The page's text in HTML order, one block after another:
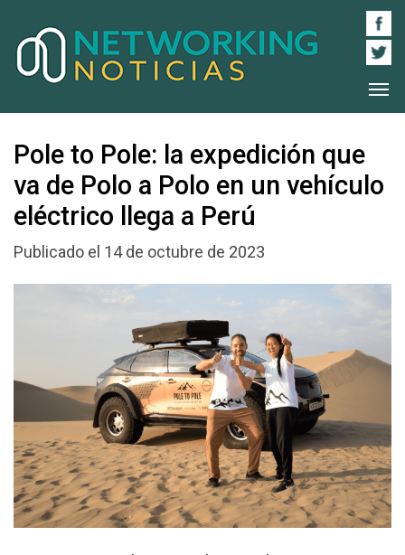
Pole to Pole: la expedición que
va de Polo a Polo en un vehículo
eléctrico llega a Perú
Publicado el 14 de octubre de 2023